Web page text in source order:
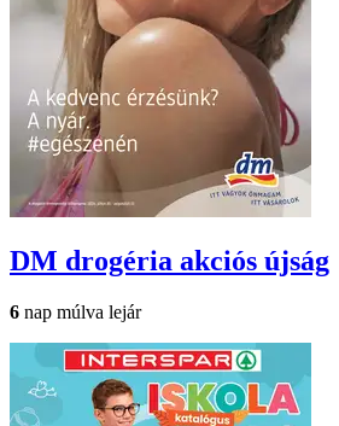
DM drogéria akciós újság
6 nap múlva lejár